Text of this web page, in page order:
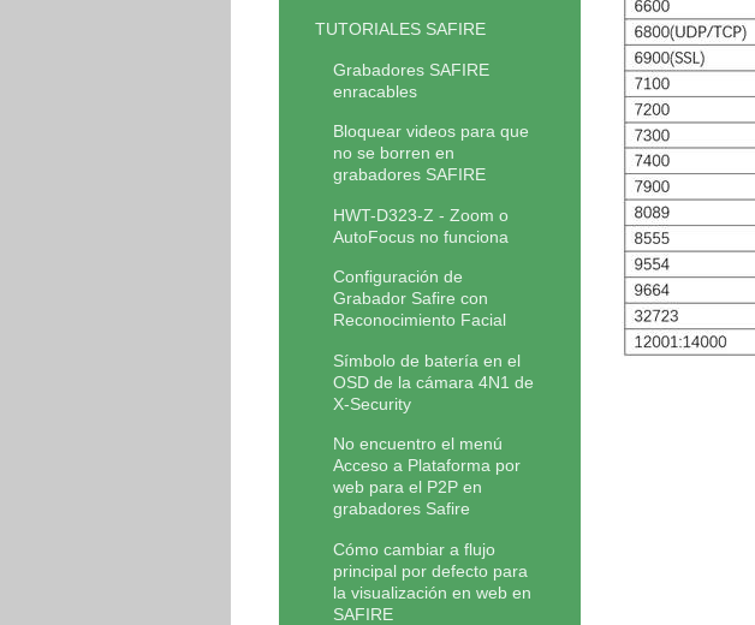
TUTORIALES SAFIRE
Grabadores SAFIRE
enracables
Bloquear videos para que
no se borren en
grabadores SAFIRE
HWT-D323-Z - Zoom o
AutoFocus no funciona
Configuración de
Grabador Safire con
Reconocimiento Facial
Símbolo de batería en el
OSD de la cámara 4N1 de
X-Security
No encuentro el menú
Acceso a Plataforma por
web para el P2P en
grabadores Safire
Cómo cambiar a flujo
principal por defecto para
la visualización en web en
SAFIRE